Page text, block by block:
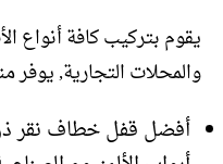
يقوم بتركيب كافة أنواع
والمحلات التجارية, يوفر
أفضل قفل خطاف نقر